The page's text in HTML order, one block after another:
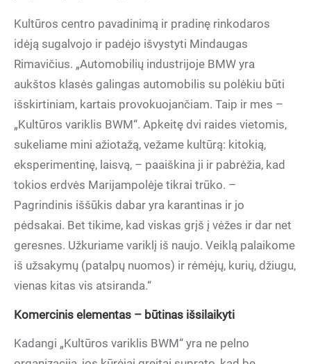
Kultūros centro pavadinimą ir pradinę rinkodaros
idėją sugalvojo ir padėjo išvystyti Mindaugas
Rimavičius. „Automobilių industrijoje BMW yra
aukštos klasės galingas automobilis su polėkiu būti
išskirtiniam, kartais provokuojančiam. Taip ir mes –
„Kultūros variklis BWM“. Apkeitę dvi raides vietomis,
sukeliame mini ažiotažą, vežame kultūrą: kitokią,
eksperimentinę, laisvą, – paaiškina ji ir pabrėžia, kad
tokios erdvės Marijampolėje tikrai trūko. –
Pagrindinis iššūkis dabar yra karantinas ir jo
pėdsakai. Bet tikime, kad viskas grįš į vėžes ir dar net
geresnes. Užkuriame variklį iš naujo. Veiklą palaikome
iš užsakymų (patalpų nuomos) ir rėmėjų, kurių, džiugu,
vienas kitas vis atsiranda.“
Komercinis elementas – būtinas išsilaikyti
Kadangi „Kultūros variklis BWM“ yra ne pelno